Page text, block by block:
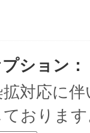
プション
拡対応に
おりま